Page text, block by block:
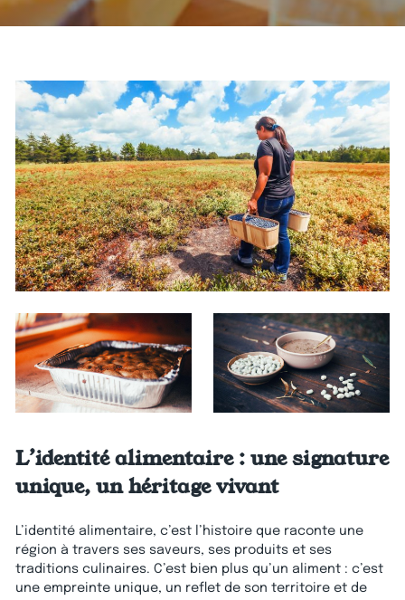
L’identité alimentaire : une signature
unique, un héritage vivant
L’identité alimentaire, c’est l’histoire que raconte une
région à travers ses saveurs, ses produits et ses
traditions culinaires. C’est bien plus qu’un aliment : c’est
une empreinte unique, un reflet de son territoire et de